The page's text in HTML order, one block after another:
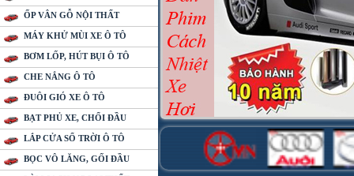
ỐP VÂN GỖ NỘI THẤT
MÁY KHỬ MÙI XE Ô TÔ
BƠM LỐP, HÚT BỤI Ô TÔ
CHE NẮNG Ô TÔ
ĐUÔI GIÓ XE Ô TÔ
BẠT PHỦ XE, CHỔI ĐẦU
LẮP CỬA SỔ TRỜI Ô TÔ
BỌC VÔ LĂNG, GỐI ĐẦU